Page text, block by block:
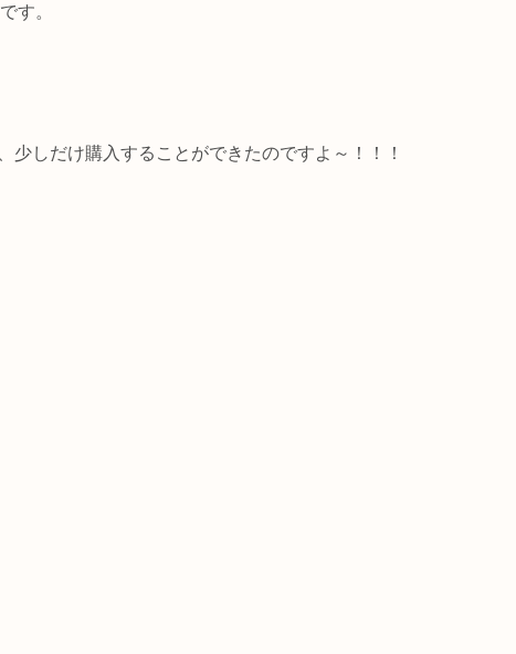
す。
しだけ購入することができたのですよ～！！！